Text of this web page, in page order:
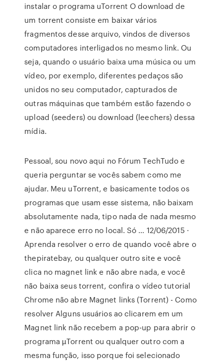
instalar o programa uTorrent O download de
um torrent consiste em baixar vários
fragmentos desse arquivo, vindos de diversos
computadores interligados no mesmo link. Ou
seja, quando o usuário baixa uma música ou um
vídeo, por exemplo, diferentes pedaços são
unidos no seu computador, capturados de
outras máquinas que também estão fazendo o
upload (seeders) ou download (leechers) dessa
mídia.
Pessoal, sou novo aqui no Fórum TechTudo e
queria perguntar se vocês sabem como me
ajudar. Meu uTorrent, e basicamente todos os
programas que usam esse sistema, não baixam
absolutamente nada, tipo nada de nada mesmo
e não aparece erro no local. Só … 12/06/2015 ·
Aprenda resolver o erro de quando você abre o
thepiratebay, ou qualquer outro site e você
clica no magnet link e não abre nada, e você
não baixa seus torrent, confira o vídeo tutorial
Chrome não abre Magnet links (Torrent) - Como
resolver Alguns usuários ao clicarem em um
Magnet link não recebem a pop-up para abrir o
programa µTorrent ou qualquer outro com a
mesma função, isso porque foi selecionado